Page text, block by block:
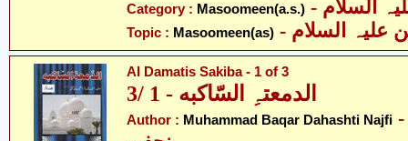
Category : Masoomeen(a.s.)
Topic : Masoomeen(as) علیہ السلام
Al Damatis Sakiba - 1 of 3
الدمعتہِ السّاکبه - 1 /3
Author : Muhammad Baqar Dahashti Najfi دہادشتی